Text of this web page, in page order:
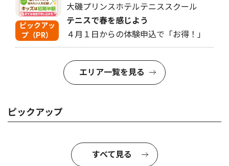
ピックアッ
プ（PR）
大磯プリンスホテルテニススクール
テニスで春を感じよう
４月１日からの体験申込で「お得！」
エリア一覧を見る
ピックアップ
すべて見る